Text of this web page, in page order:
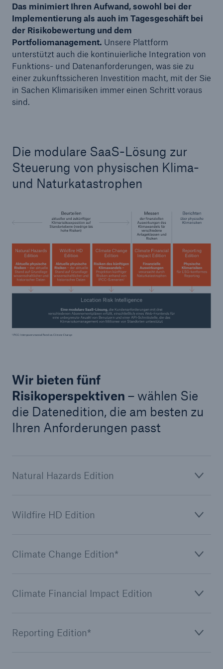
Das minimiert Ihren Aufwand, sowohl bei der
Implementierung als auch im Tagesgeschäft bei
der Risikobewertung und dem
Portfoliomanagement. Unsere Plattform
unterstützt auch die kontinuierliche Integration von
Funktions- und Datenanforderungen, was sie zu
einer zukunftssicheren Investition macht, mit der Sie
in Sachen Klimarisiken immer einen Schritt voraus
sind.
Die modulare SaaS-Lösung zur
Steuerung von physischen Klima-
und Naturkatastrophen
Wir bieten fünf
Risikoperspektiven – wählen Sie
die Datenedition, die am besten zu
Ihren Anforderungen passt
Natural Hazards Edition
Wildfire HD Edition
Climate Change Edition*
Climate Financial Impact Edition
Reporting Edition*